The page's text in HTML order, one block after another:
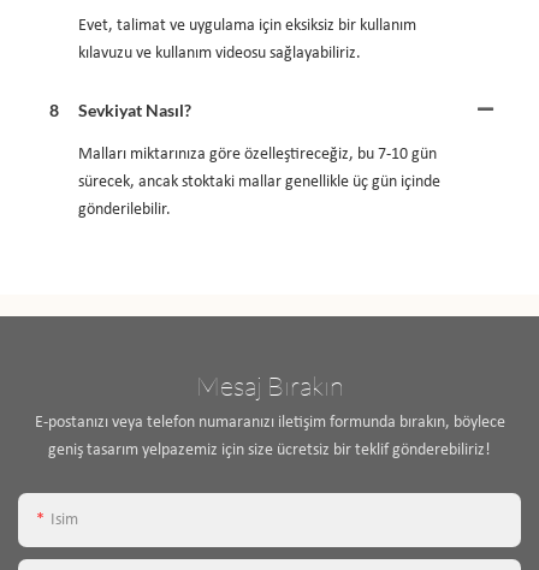
Evet, talimat ve uygulama için eksiksiz bir kullanım
kılavuzu ve kullanım videosu sağlayabiliriz.
8 Sevkiyat Nasıl?
Malları miktarınıza göre özelleştireceğiz, bu 7-10 gün
sürecek, ancak stoktaki mallar genellikle üç gün içinde
gönderilebilir.
Mesaj Bırakın
E-postanızı veya telefon numaranızı iletişim formunda bırakın, böylece
geniş tasarım yelpazemiz için size ücretsiz bir teklif gönderebiliriz!
Isim